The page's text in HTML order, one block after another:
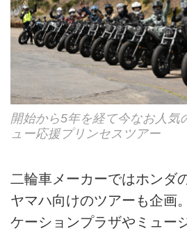
開始から5年を経て今なお人気
ュー応援プリンセスツアー
二輪車メーカーではホンダ
ヤマハ向けのツアーも企画
ケーションプラザやミュー